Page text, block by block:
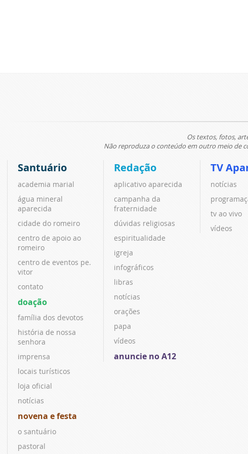
Os textos, fotos,
Não reproduza o conteúdo em outro meio de
Santuário
academia marial
água mineral
aparecida
cidade do romeiro
centro de apoio ao
romeiro
centro de eventos pe.
vitor
contato
doação
família dos devotos
história de nossa
senhora
imprensa
locais turísticos
loja oficial
notícias
novena e festa
o santuário
pastoral
Redação
aplicativo aparecida
campanha da
fraternidade
dúvidas religiosas
espiritualidade
igreja
infográficos
libras
notícias
orações
papa
vídeos
anuncie no A12
TV
notícias
tv ao vivo
vídeos